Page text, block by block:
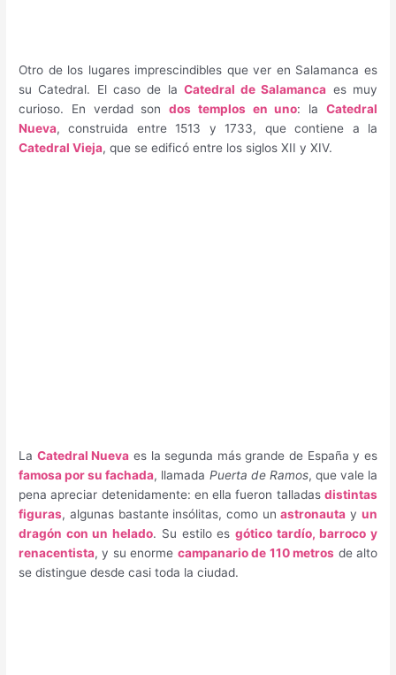
Otro de los lugares imprescindibles que ver en Salamanca es
su Catedral. El caso de la Catedral de Salamanca es muy
curioso. En verdad sondos templos en uno: la Catedral
Nueva, construida entre 1513 y 1733, que contiene a la
Catedral Vieja, que se edificó entre los siglos XII y XIV.
La Catedral Nueva es la segunda más grande de España y es
famosa por su fachada, llamada Puerta de Ramos, que vale la
pena apreciar detenidamente: en ella fueron talladas distintas
figuras, algunas bastante insólitas, como unastronauta y un
dragón con un helado. Su estilo es gótico tardío, barroco y
renacentista, y su enorme campanario de 110 metros de alto
se distingue desde casi toda la ciudad.